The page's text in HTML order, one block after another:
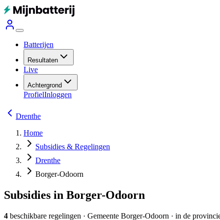
Batterijen
Resultaten
Live
Achtergrond
ProfielInloggen
Drenthe
Home
Subsidies & Regelingen
Drenthe
Borger-Odoorn
Subsidies in Borger-Odoorn
4 beschikbare regelingen · Gemeente Borger-Odoorn · in de